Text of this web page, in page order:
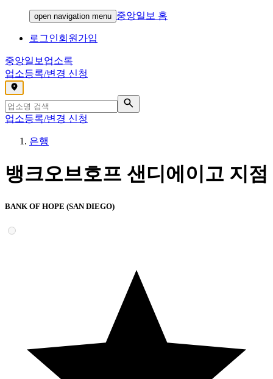
open navigation menu 중앙일보 홈
로그인회원가입
중앙일보 업소록
업소등록/변경 신청
,
업소등록/변경 신청
은행
뱅크오브호프 샌디에이고 지점
BANK OF HOPE (SAN DIEGO)